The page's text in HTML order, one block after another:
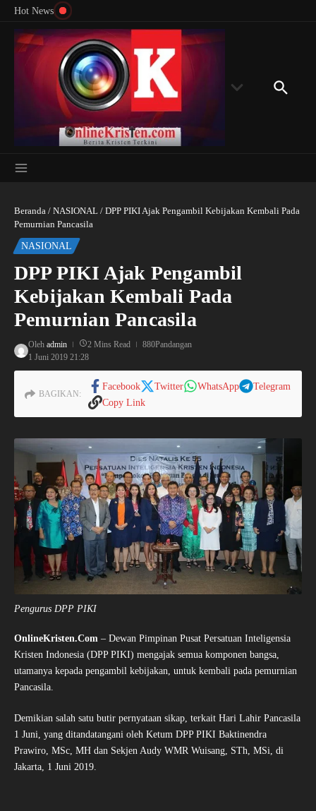
Lewati ke konten
Hot News
Beranda / NASIONAL / DPP PIKI Ajak Pengambil Kebijakan Kembali Pada
Pemurnian Pancasila
NASIONAL
DPP PIKI Ajak Pengambil
Kebijakan Kembali Pada
Pemurnian Pancasila
Oleh admin 2 Mins Read
880Pandangan
1 Juni 2019 21:28
BAGIKAN:
Facebook Twitter WhatsApp
Telegram
Copy Link
Pengurus DPP PIKI
OnlineKristen.Com – Dewan Pimpinan Pusat Persatuan Inteligensia
Kristen Indonesia (DPP PIKI) mengajak semua komponen bangsa,
utamanya kepada pengambil kebijakan, untuk kembali pada pemurnian
Pancasila.
Demikian salah satu butir pernyataan sikap, terkait Hari Lahir Pancasila
1 Juni, yang ditandatangani oleh Ketum DPP PIKI Baktinendra
Prawiro, MSc, MH dan Sekjen Audy WMR Wuisang, STh, MSi, di
Jakarta, 1 Juni 2019.